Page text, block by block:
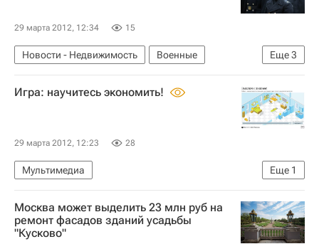
29 марта 2012, 12:34 15
Еще3
Новости - Недвижимость
Военные
Ипотека
Обеспечение жильем военнослужащих РФ
Игра: научитесь экономить!
29 марта 2012, 12:23 28
Еще 1
Мультимедиа
Мультимедиа – РИА Недвижимость
Москва может выделить 23 млн руб на
ремонт фасадов зданий усадьбы
"Кусково"